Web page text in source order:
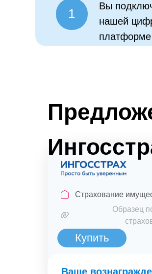
1
Вы
нашей
платформе
Страхование
Купить
Образец
Ваше